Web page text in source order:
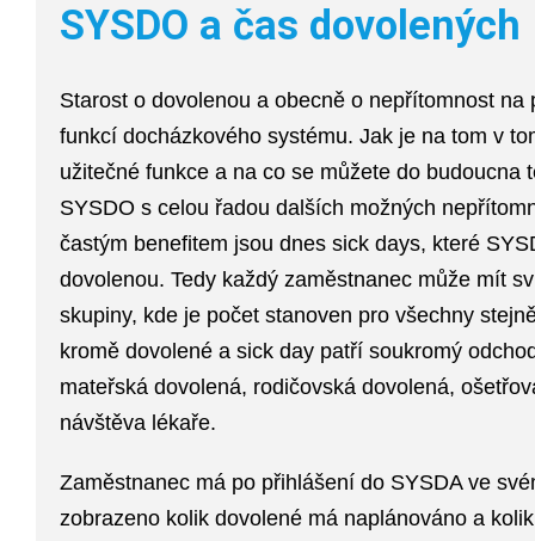
SYSDO a čas dovolených
Starost o dovolenou a obecně o nepřítomnost
funkcí docházkového systému. Jak je na tom v
užitečné funkce a na co se můžete do budoucna
SYSDO s celou řadou dalších možných
častým benefitem jsou dnes sick days, které
dovolenou. Tedy každý zaměstnanec může mít
skupiny, kde je počet stanoven pro všechny
kromě dovolené a sick day patří soukromý
mateřská dovolená, rodičovská dovolená,
návštěva lékaře.
Zaměstnanec má po přihlášení do SYSDA ve
zobrazeno kolik dovolené má naplánováno a